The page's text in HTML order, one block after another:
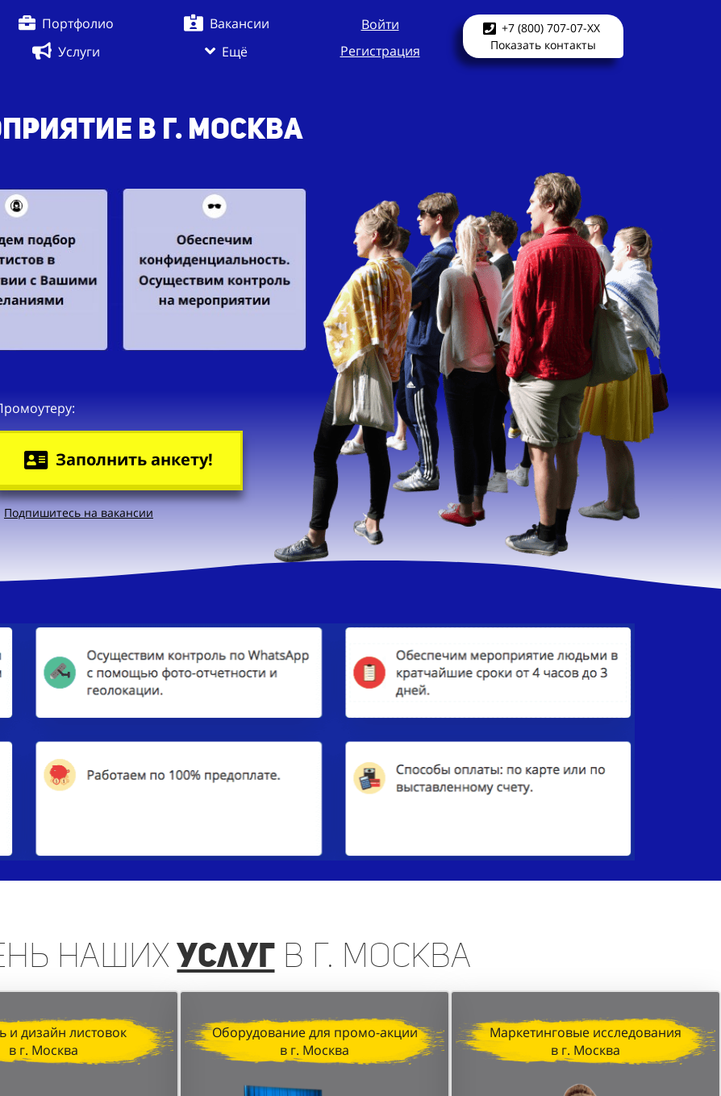
Портфолио
Вакансии
Услуги
Ещё
Войти
Регистрация
+7 (800) 707-07-XX
Показать контакты
в г. Москва
Заполнить анкету!
Подпишитесь на вакансии
нашихуслугв г. Москва
и дизайн листовок
в г. Москва
Оборудование для промо-акции
в г. Москва
Маркетинговые исследования
в г. Москва